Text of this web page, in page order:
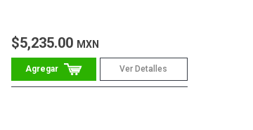
$5,235.00 MXN
Ver Detalles